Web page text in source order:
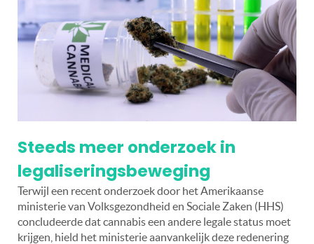
Steeds meer onderzoek in
legaliseringsbeweging
Terwijl een recent onderzoek door het Amerikaanse
ministerie van Volksgezondheid en Sociale Zaken (HHS)
concludeerde dat cannabis een andere legale status moet
krijgen, hield het ministerie aanvankelijk deze redenering